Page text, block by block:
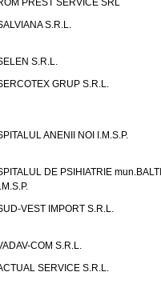
PREST SERVICE SRL
S.R.L.
S.R.L.
GRUP S.R.L.
ANENII NOI I.M.S.P.
DE PSIHIATRIE mun.BALTI
I.M.S.P.
VEST IMPORT S.R.L.
COM S.R.L.
SERVICE S.R.L.